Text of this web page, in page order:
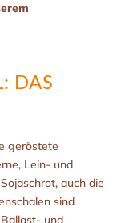
DAS
geröstete
Lein- und
auch die
sind
und